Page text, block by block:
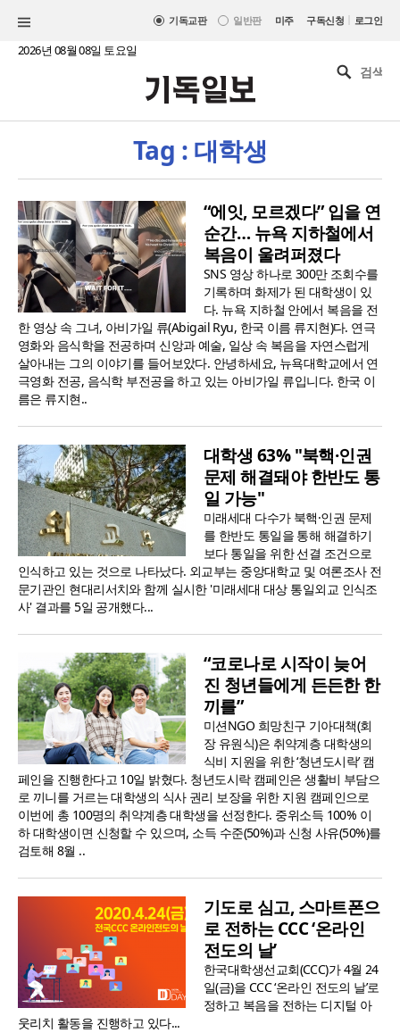
기독교판 일반판 미주 구독신청 | 로그인
2026년 08월 08일 토요일
Tag : 대학생
“에잇, 모르겠다” 입을 연
순간… 뉴욕 지하철에서
복음이 울려퍼졌다
SNS 영상 하나로 300만 조회수를
기록하며 화제가 된 대학생이 있
다. 뉴욕 지하철 안에서 복음을 전
한 영상 속 그녀, 아비가일 류(Abigail Ryu, 한국 이름 류지현)다. 연극
영화와 음식학을 전공하며 신앙과 예술, 일상 속 복음을 자연스럽게
살아내는 그의 이야기를 들어보았다. 안녕하세요, 뉴욕대학교에서 연
극영화 전공, 음식학 부전공을 하고 있는 아비가일 류입니다. 한국 이
름은 류지현..
대학생 63% "북핵·인권
문제 해결돼야 한반도 통
일 가능"
미래세대 다수가 북핵·인권 문제
를 한반도 통일을 통해 해결하기
보다 통일을 위한 선결 조건으로
인식하고 있는 것으로 나타났다. 외교부는 중앙대학교 및 여론조사 전
문기관인 현대리서치와 함께 실시한 '미래세대 대상 통일외교 인식조
사' 결과를 5일 공개했다...
“코로나로 시작이 늦어
진 청년들에게 든든한 한
끼를”
미션NGO 희망친구 기아대책(회
장 유원식)은 취약계층 대학생의
식비 지원을 위한 ‘청년도시락’ 캠
페인을 진행한다고 10일 밝혔다. 청년도시락 캠페인은 생활비 부담으
로 끼니를 거르는 대학생의 식사 권리 보장을 위한 지원 캠페인으로
이번에 총 100명의 취약계층 대학생을 선정한다. 중위소득 100% 이
하 대학생이면 신청할 수 있으며, 소득 수준(50%)과 신청 사유(50%)를
검토해 8월 ..
기도로 심고, 스마트폰으
로 전하는 CCC ‘온라인
전도의 날’
한국대학생선교회(CCC)가 4월 24
일(금)을 CCC ‘온라인 전도의 날’로
정하고 복음을 전하는 디지털 아
웃리치 활동을 진행하고 있다...